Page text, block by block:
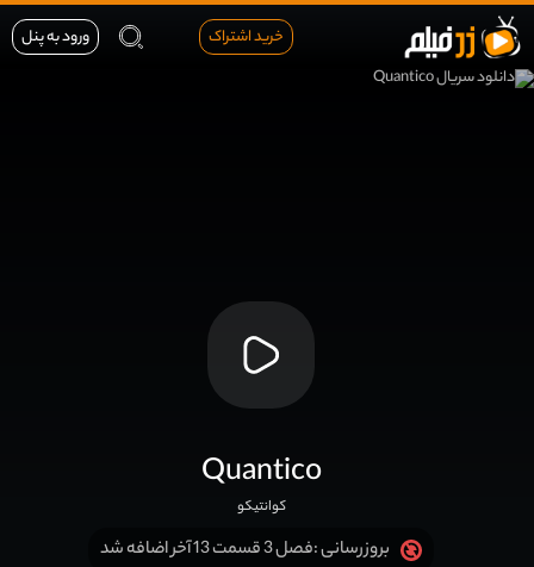
خرید اشتراک ورود به پنل
Quantico
کوانتیکو
بروزرسانی :فصل 3 قسمت 13 آخر اضافه شد